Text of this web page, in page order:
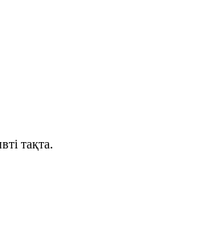
тақта.